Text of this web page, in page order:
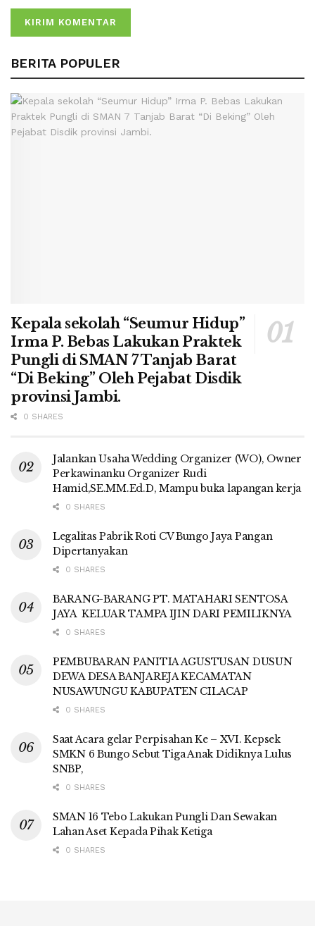
BERITA POPULER
Kepala sekolah “Seumur Hidup”
Irma P. Bebas Lakukan Praktek
Pungli di SMAN 7 Tanjab Barat
“Di Beking” Oleh Pejabat Disdik
provinsi Jambi.
0 SHARES
Jalankan Usaha Wedding Organizer (WO), Owner
Perkawinanku Organizer Rudi
Hamid,SE.MM.Ed.D, Mampu buka lapangan kerja
0 SHARES
Legalitas Pabrik Roti CV Bungo Jaya Pangan
Dipertanyakan
0 SHARES
BARANG-BARANG PT. MATAHARI SENTOSA
JAYA KELUAR TAMPA IJIN DARI PEMILIKNYA
0 SHARES
PEMBUBARAN PANITIA AGUSTUSAN DUSUN
DEWA DESA BANJAREJA KECAMATAN
NUSAWUNGU KABUPATEN CILACAP
0 SHARES
Saat Acara gelar Perpisahan Ke – XVI. Kepsek
SMKN 6 Bungo Sebut Tiga Anak Didiknya Lulus
SNBP,
0 SHARES
SMAN 16 Tebo Lakukan Pungli Dan Sewakan
Lahan Aset Kepada Pihak Ketiga
0 SHARES